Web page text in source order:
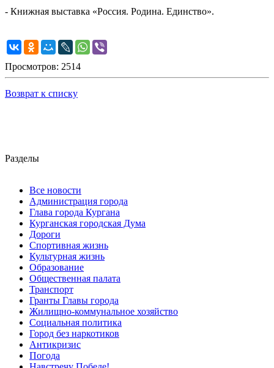
- Книжная выставка «Россия. Родина. Единство».
Просмотров: 2514
Возврат к списку
Разделы
Все новости
Администрация города
Глава города Кургана
Курганская городская Дума
Дороги
Спортивная жизнь
Культурная жизнь
Образование
Общественная палата
Транспорт
Гранты Главы города
Жилищно-коммунальное хозяйство
Социальная политика
Город без наркотиков
Антикризис
Погода